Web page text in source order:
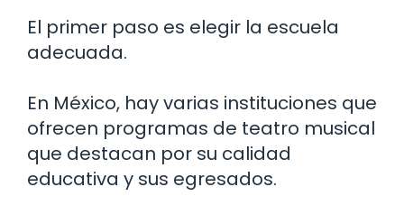
El primer paso es elegir la escuela
adecuada.
En México, hay varias instituciones que
ofrecen programas de teatro musical
que destacan por su calidad
educativa y sus egresados.